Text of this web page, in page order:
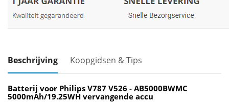
Beschrijving Koopgidsen & Tips
Batterij voor Philips V787 V526 - AB5000BWMC
5000mAh/19.25WH vervangende accu